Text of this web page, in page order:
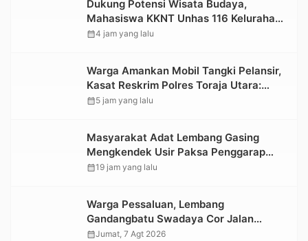
Dukung Potensi Wisata Budaya,
Mahasiswa KKNT Unhas 116 Kelurahan
Nonongan Utara Pasang Papan
calendar_month4 jam yang lalu
Warga Amankan Mobil Tangki Pelansir,
Kasat Reskrim Polres Toraja Utara:
Proses Hukum Berjalan Transparan
calendar_month5 jam yang lalu
Masyarakat Adat Lembang Gasing
Mengkendek Usir Paksa Penggarap
yang Rusak Kawasan Hutan
calendar_month19 jam yang lalu
Warga Pessaluan, Lembang
Gandangbatu Swadaya Cor Jalan
Kabupaten
calendar_monthJumat, 7 Agt 2026